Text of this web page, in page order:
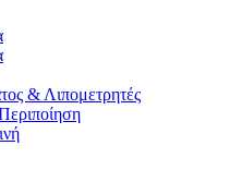
& Λιπομετρητές